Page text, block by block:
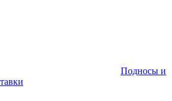
Подносы и